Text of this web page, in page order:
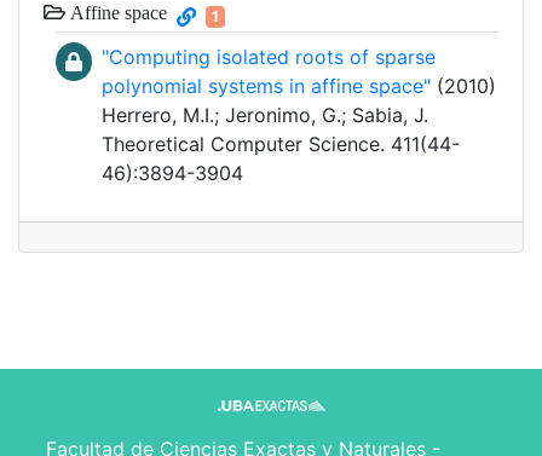
Affine space 1
"Computing isolated roots of sparse
polynomial systems in affine space" (2010)
Herrero, M.I.; Jeronimo, G.; Sabia, J.
Theoretical Computer Science. 411(44-
46):3894-3904
Facultad de Ciencias Exactas y Naturales -